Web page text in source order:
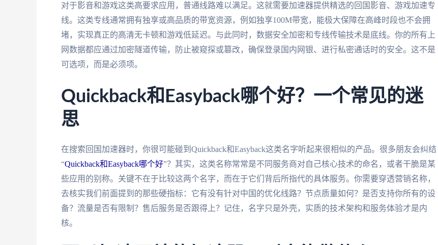
对于影音和游戏这类高要求应用，普通线路难以满足。这就需要加速器提供精选的回国影音、游戏加速专
线。这类专线通常拥有独享或高品质的带宽资源，例如独享100M带宽，能极大保障在高峰时段也不会拥
堵，实现真正的高清无卡顿和游戏低延迟。与此同时，数据安全加密和专线传输技术是底线。你的所有上
网数据都应通过加密隧道传输，防止被窥探或篡改，确保登录国内网银、进行私密通话时的安全。这不是
可选项，而是必须项。
Quickback和Easyback哪个好？一个常见的迷
思
在搜索回国加速器时，你很可能碰到Quickback和Easyback这类名字听起来很相似的产品。很多朋友会纠结
“Quickback和Easyback哪个好”？其实，这类名称常常是不同服务商对自己核心技术的命名，或者干脆是某
些应用的别称。关键不在于比较这两个名字，而在于它们背后所指代的具体服务。你需要穿透营销名称，
去核实我们前面提到的那些硬指标：它有没有针对中国的优化线路？节点质量如何？是否支持你所有的设
备？流量是否有限制？售后服务是否跟得上？记住，名字只是外壳，实质的技术架构和服务体验才是内
核。